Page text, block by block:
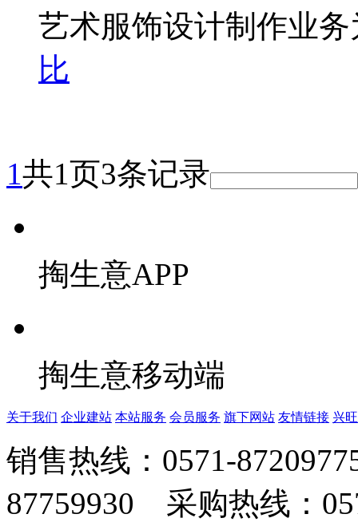
艺术服饰设计制作业
比
1共1页3条记录
掏生意APP
掏生意移动端
关于我们 企业建站 本站服务 会员服务 旗下网站 友情链接 兴
销售热线：0571-
87759930 采购热线：